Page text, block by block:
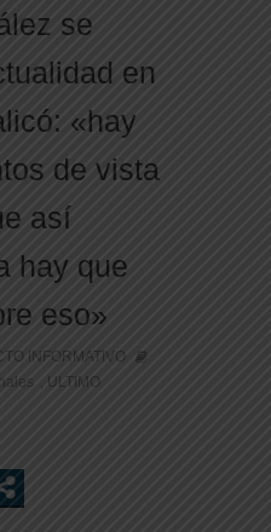
se
en
«hay
de vista
así
hay que
eso»
INFORMATIVO
ULTIMO